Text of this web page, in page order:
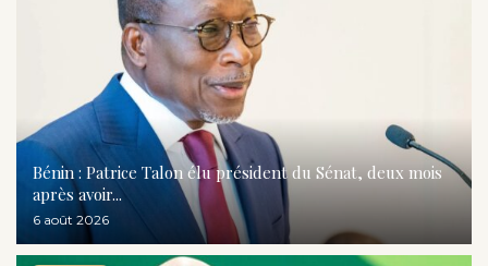
Bénin : Patrice Talon élu président du Sénat, deux mois
après avoir...
6 août 2026